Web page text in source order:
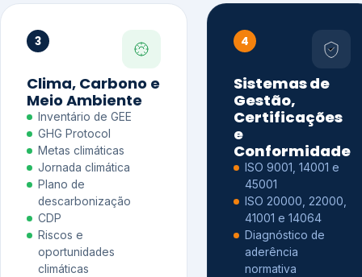
3
Clima, Carbono e
Meio Ambiente
Inventário de GEE
GHG Protocol
Metas climáticas
Jornada climática
Plano de
descarbonização
CDP
Riscos e
oportunidades
climáticas
4
Sistemas de
Gestão,
Certificações
e
Conformidade
ISO 9001, 14001 e
45001
ISO 20000, 22000,
41001 e 14064
Diagnóstico de
aderência
normativa